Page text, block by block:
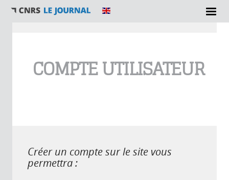
COMPTE UTILISATEUR
Créer un compte sur le site vous
permettra :